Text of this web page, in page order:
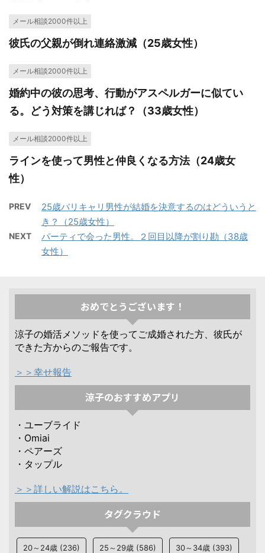
メール相談2000件以上
彼氏の父親が倒れ連絡激減（25歳女性）
メール相談2000件以上
婚約中の彼の思考、行動がアスペルガーに似てい
る。どう対策を講じれば？（33歳女性）
メール相談2000件以上
ラインを使って男性と仲良くなる方法（24歳女
性）
PREV
25歳バリキャリ男性が結婚を決意するのはどういうと
き？（25歳女性）
NEXT
パーティで会った男性。２回目以降が割り勘（38歳
女性）
おめでとうございます！
涼子の婚活メソッドを使ってご成婚された方、彼氏が
できた方からのご報告です。
＞＞幸せ報告
涼子のおすすめアプリ
・ユーブライド
・Omiai
・ペアーズ
・タップル
＞＞詳しい解説はこちら。
タグクラウド
20～24歳 (236) 25～29歳 (586) 30～34歳 (393)